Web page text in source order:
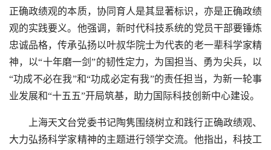
正确政绩观的本质，协同育人是其显著标识，亦是正确政绩
观的实践要义。他强调，新时代科技系统的党员干部要锤炼
忠诚品格，传承弘扬以叶叔华院士为代表的老一辈科学家精
神，以“十年磨一剑”的韧性定力，为国担当、勇为尖兵，以
“功成不必在我”和“功成必定有我”的责任担当，为新一轮事
业发展和“十五五”开局筑基，助力国际科技创新中心建设。
上海天文台党委书记陶隽围绕树立和践行正确政绩观、
大力弘扬科学家精神的主题进行领学交流。他指出，科技工